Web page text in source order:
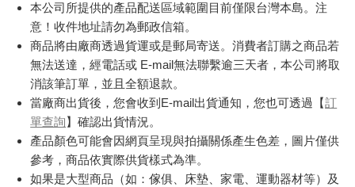
本公司所提供的產品配送區域範圍目前僅限台灣本島。注
意！收件地址請勿為郵政信箱。
商品將由廠商透過貨運或是郵局寄送。消費者訂購之商品若
無法送達，經電話或 E-mail無法聯繫逾三天者，本公司將取
消該筆訂單，並且全額退款。
當廠商出貨後，您會收到E-mail出貨通知，您也可透過【訂
單查詢 】確認出貨情況。
產品顏色可能會因網頁呈現與拍攝關係產生色差，圖片僅供
參考，商品依實際供貨樣式為準。
如果是大型商品（如：傢俱、床墊、家電、運動器材等）及